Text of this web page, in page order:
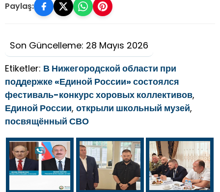
Paylaş:
Son Güncelleme: 28 Mayıs 2026
Etiketler: В Нижегородской области при
поддержке «Единой России» состоялся
фестиваль-конкурс хоровых коллективов,
Единой России, открыли школьный музей,
посвящённый СВО